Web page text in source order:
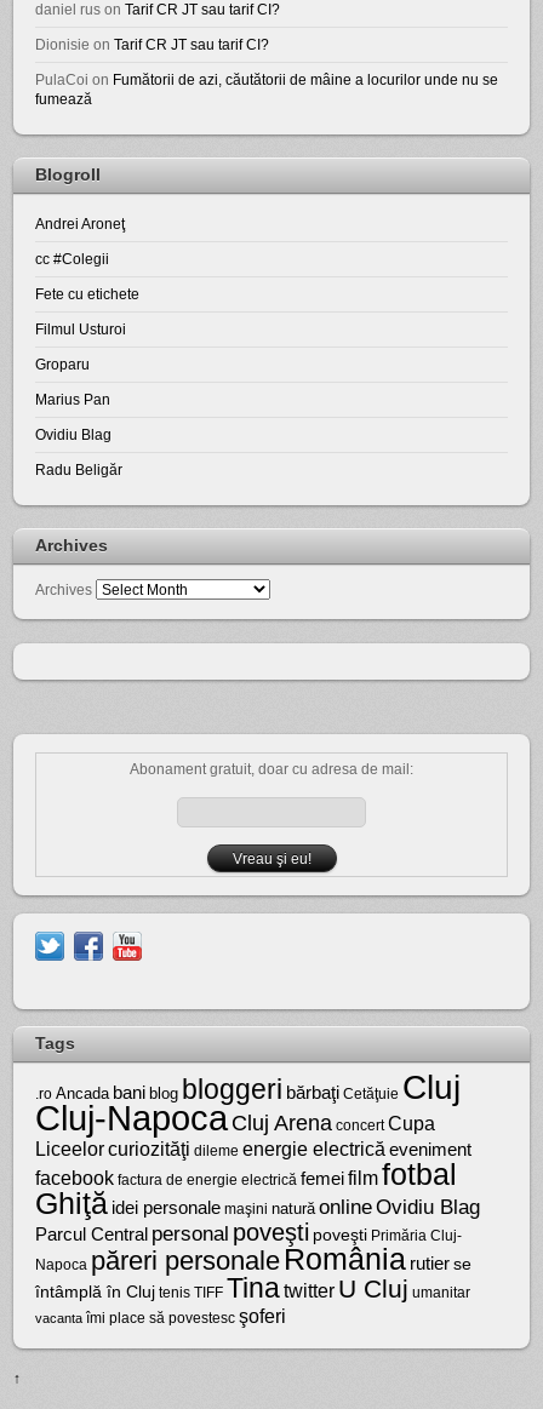
daniel rus onTarif CR JT sau tarif CI?
Dionisie onTarif CR JT sau tarif CI?
PulaCoi on Fumătorii de azi, căutătorii de mâine a locurilor unde nu se
fumează
Blogroll
Andrei Aroneţ
cc #Colegii
Fete cu etichete
Filmul Usturoi
Groparu
Marius Pan
Ovidiu Blag
Radu Beligăr
Archives
Archives
Abonament gratuit, doar cu adresa de mail:
Tags
.ro Ancada bani blog bloggeri bărbaţi Cetăţuie Cluj
Cluj-NapocaCluj Arena concert Cupa
Liceelorcuriozităţi dileme energie electrică eveniment
facebook factura de energie electrică femei filmfotbal
Ghiţă idei personale maşini natură onlineOvidiu Blag
Parcul Central personal poveşti poveşti Primăria Cluj-
Napoca păreri personale România rutier se
întâmplă în Cluj tenis TIFF Tinatwitter U Cluj umanitar
vacanta îmi place să povestesc şoferi
↑